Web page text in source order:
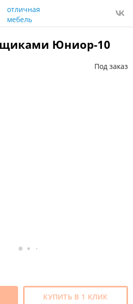
Юниор-10
Под заказ
КУПИТЬ В 1 КЛИК